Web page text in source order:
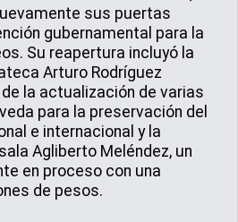
sus puertas
gubernamental para la
Su reapertura incluyó la
Arturo Rodríguez
la actualización de varias
para la preservación del
e internacional y la
Agliberto Meléndez, un
en proceso con una
de pesos.